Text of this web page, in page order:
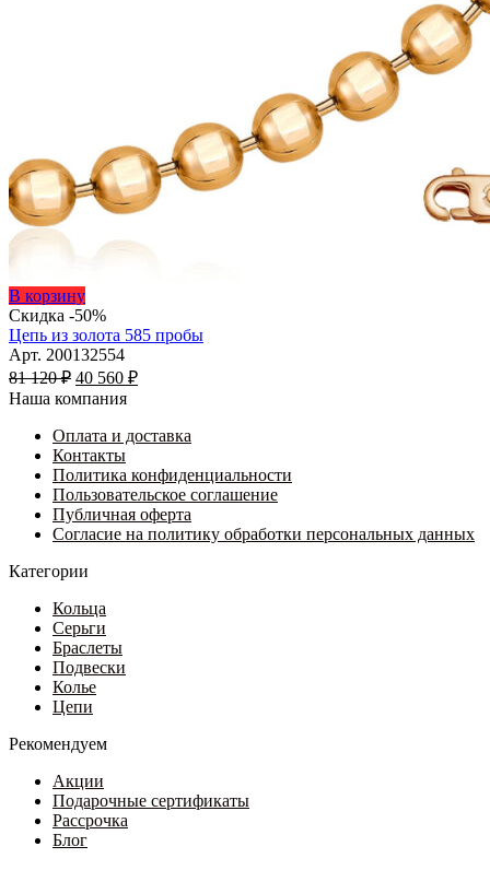
В корзинуЭтот
товар
имеет
несколько
вариаций.
Опции
выбрать
на
странице
товара.
Скидка -50%
Цепь из золота 585 пробы
Арт. 200132554
81 120₽ Первоначальная
цена
81
120 ₽.
40 560 ₽Текущая
560 ₽.
Наша компания
Оплата и доставка
Контакты
Политика конфиденциальности
Пользовательское соглашение
Публичная оферта
Согласие на политику обработки персональных данных
Категории
Кольца
Серьги
Браслеты
Подвески
Колье
Цепи
Рекомендуем
Акции
Подарочные сертификаты
Рассрочка
Блог